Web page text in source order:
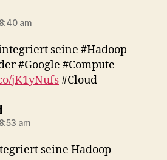
am
seine #Hadoop
#Google #Compute
jK1yNufs#Cloud
says:
am
seine Hadoop